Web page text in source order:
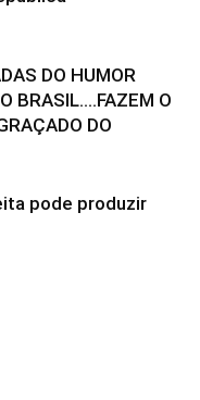
DO HUMOR
BRASIL….FAZEM O
DO
pode produzir